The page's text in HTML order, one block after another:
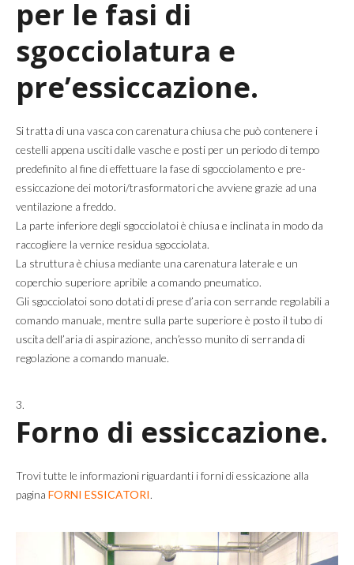
per le fasi di
sgocciolatura e
pre’essiccazione.
Si tratta di una vasca con carenatura chiusa che può contenere i
cestelli appena usciti dalle vasche e posti per un periodo di tempo
predefinito al fine di effettuare la fase di sgocciolamento e pre-
essiccazione dei motori/trasformatori che avviene grazie ad una
ventilazione a freddo.
La parte inferiore degli sgocciolatoi è chiusa e inclinata in modo da
raccogliere la vernice residua sgocciolata.
La struttura è chiusa mediante una carenatura laterale e un
coperchio superiore apribile a comando pneumatico.
Gli sgocciolatoi sono dotati di prese d’aria con serrande regolabili a
comando manuale, mentre sulla parte superiore è posto il tubo di
uscita dell’aria di aspirazione, anch’esso munito di serranda di
regolazione a comando manuale.
Forno di essiccazione.
Trovi tutte le informazioni riguardanti i forni di essicazione alla
pagina FORNI ESSICATORI.